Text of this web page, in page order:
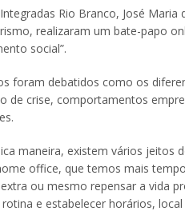
Rio Branco, José Maria
realizaram um bate-papo
social”.
foram debatidos como os
de crise, comportamentos
maneira, existem vários jeitos
office, que temos mais
ou mesmo repensar a vida
e estabelecer horários,